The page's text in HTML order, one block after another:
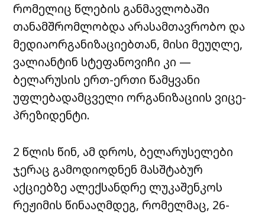
რომელიც წლების განმავლობაში
თანამშრომლობდა არასამთავრობო და
მედიაორგანიზაციებთან, მისი მეუღლე,
ვალიანტინ სტეფანოვიჩი კი —
ბელარუსის ერთ-ერთი წამყვანი
უფლებადამცველი ორგანიზაციის ვიცე-
პრეზიდენტი.
2 წლის წინ, ამ დროს, ბელარუსელები
ჯერაც გამოდიოდნენ მასშტაბურ
აქციებზე ალექსანდრე ლუკაშენკოს
რეჟიმის წინააღმდეგ, რომელმაც, 26-